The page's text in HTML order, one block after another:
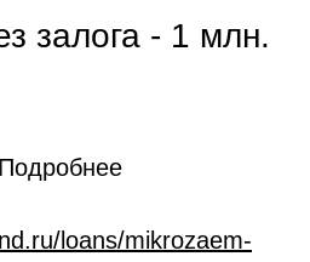
залога - 1 млн.
loans/mikrozaem-